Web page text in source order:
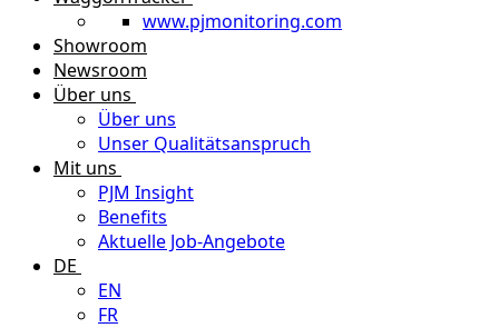
www.pjmonitoring.com
Showroom
Newsroom
Über uns
Über uns
Unser Qualitätsanspruch
Mit uns
PJM Insight
Benefits
Aktuelle Job-Angebote
DE
EN
FR